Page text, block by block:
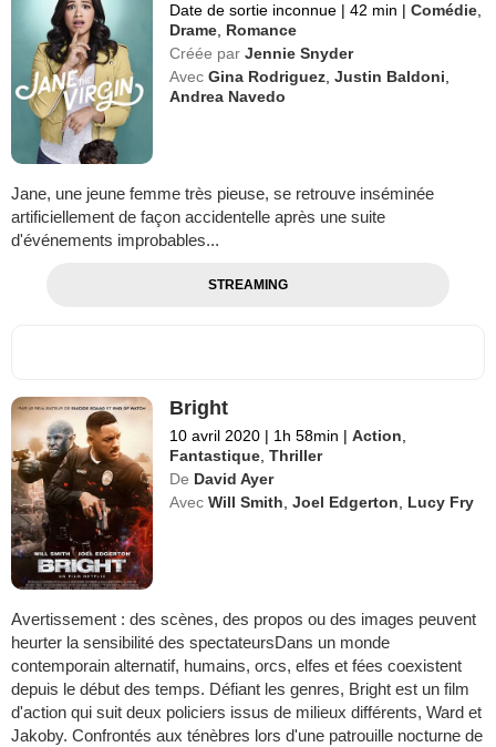
Date de sortie inconnue | 42 min | Comédie
Drame Romance
Créée par Jennie Snyder
Avec Gina Rodriguez ,Justin Baldoni
Andrea Navedo
Jane, une jeune femme très pieuse, se retrouve inséminée
artificiellement de façon accidentelle après une suite
d'événements improbables...
STREAMING
Bright
10 avril 2020 | 1h 58min | Action
Fantastique ,Thriller
De David Ayer
Avec Will Smith ,Joel Edgerton Lucy Fry
Avertissement : des scènes, des propos ou des images peuvent
heurter la sensibilité des spectateursDans un monde
contemporain alternatif, humains, orcs, elfes et fées coexistent
depuis le début des temps. Défiant les genres, Bright est un film
d'action qui suit deux policiers issus de milieux différents, Ward et
Jakoby. Confrontés aux ténèbres lors d'une patrouille nocturne de